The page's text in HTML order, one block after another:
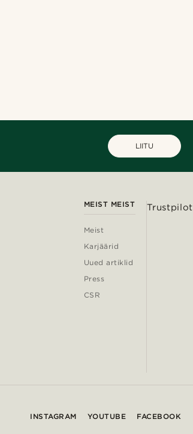
LIITU
MEIST MEIST
Meist
Karjäärid
Uued artiklid
Press
CSR
Trustpilot
INSTAGRAM YOUTUBE FACEBOOK